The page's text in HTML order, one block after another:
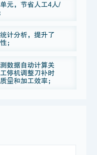
元，节省人工4人/
计分析，提升了
；
数据自动计算关
停机调整刀补时
量和加工效率；